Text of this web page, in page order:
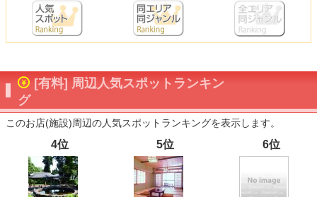
[有料] 周辺人気スポットランキン
グ
このお店(施設)周辺の人気スポットランキングを表示します。
4位 5位 6位